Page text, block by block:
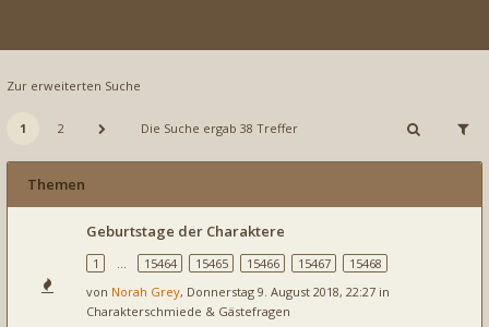
Zur erweiterten Suche
1 2 Die Suche ergab 38 Treffer
Themen
Geburtstage der Charaktere
1 … 15464 15465 15466 15467
15468
von Norah Grey, Donnerstag 9. August 2018, 22:27 in
Charakterschmiede & Gästefragen